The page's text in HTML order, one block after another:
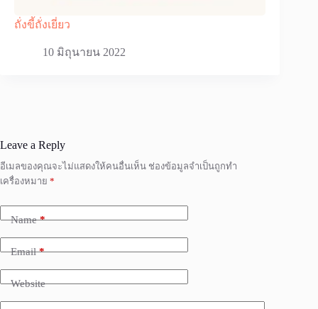
ถั่งขี้ถั่งเยี่ยว
10 มิถุนายน 2022
Leave a Reply
อีเมลของคุณจะไม่แสดงให้คนอื่นเห็น ช่องข้อมูลจำเป็นถูกทำ
เครื่องหมาย *
Name*
Email*
Website